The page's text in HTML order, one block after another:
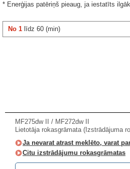
* Enerģijas patēriņš pieaug, ja iestatīts
No 1 līdz 60 (min)
MF275dw II / MF272dw II
Lietotāja rokasgrāmata (Izstrādājuma
Ja nevarat atrast meklēto, varat
Citu izstrādājumu rokasgrāmatas